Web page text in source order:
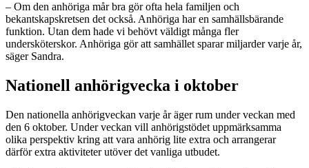
– Om den anhöriga mår bra gör ofta hela familjen och
bekantskapskretsen det också. Anhöriga har en samhällsbärande
funktion. Utan dem hade vi behövt väldigt många fler
undersköterskor. Anhöriga gör att samhället sparar miljarder varje år,
säger Sandra.
Nationell anhörigvecka i oktober
Den nationella anhörigveckan varje år äger rum under veckan med
den 6 oktober. Under veckan vill anhörigstödet uppmärksamma
olika perspektiv kring att vara anhörig lite extra och arrangerar
därför extra aktiviteter utöver det vanliga utbudet.